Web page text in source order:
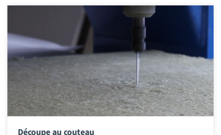
Découpe au couteau